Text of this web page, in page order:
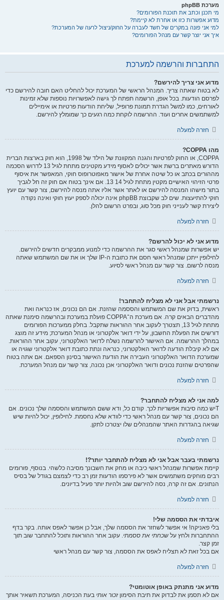
מערכת phpBB
מי תכנן וכתב את תוכנת הפורומים?
מדוע אפשרות כזו או אחרת לא קיימת?
למי אני פונה במקרים של חשד לעברה על החוק/ניצול לרעה של המערכת?
איך אני יוצר קשר עם מנהל הפורומים?
התחברות והרשמה למערכת
מדוע אני צריך להירשם?
לא בטוח שאתה צריך. המנהל הראשי של המערכת יכול להחליט האם חובה להירשם כדי
לפרסם הודעות. בכל אופן, הרשמה תפתח לך גישה לאפשרויות נוספות שלא זמינות
לאורחים, כמו למשל הגדרת תמונת פרופיל, שליחת הודעות פרטיות או אימיילים
למשתמשים אחרים ועוד. ההרשמה לוקחת כמה רגעים כך שמומלץ להירשם.
חזרה למעלה
מהו COPPA?
COPPA, או החוק לפרטיות והגנה המקוונת של הילד של 1998, הוא חוק בארצות הברית
הדורש מאתרים ברשת אשר יכולים לאסוף מידע מקטינים מתחת לגיל 13 לדרוש הסכמה
מההורים בכתב או כל שיטה אחרת של אישור מאפוטרופוס חוקי, המאפשר את איסוף
פרטי הזיהוי האישיים מקטין מתחת לגיל 14 13. אם אינך בטוח אם חוק זה חל לגביך
בתור מישהו המנסה להירשם או לאתר אשר אליו אתה מנסה להירשם, צור קשר עם יועץ
חוקי להתיעצות. שים לב שקבוצת phpBB אינה יכולה לספק יעוץ חוקי ואינה נקודה
ליצירת קשר לענייני חוק מכל סוג, ובפרט הרשום להלן.
חזרה למעלה
מדוע אני לא יכול להרשם?
יש אפשרות שמנהל ראשי סגר את ההרשמה כדי למנוע ממבקרים חדשים להירשם.
לחילופין ייתכן שמנהל ראשי חסם את כתובת ה-IP שלך או את שם המשתמש שאתה
מנסה לרשום. צור קשר עם מנהל ראשי לסיוע.
חזרה למעלה
נרשמתי אבל אני לא מצליח להתחבר!
ראשית, בדוק את שם המשתמש והססמה שהזנת. אם הם נכונים, אז כנראה ואת
מהדברים הבאים קרה. אם מערכת ה־COPPA פועלת במערכת ובהרשמה סימנת שאתה
מתחת לגיל 13, תצטרך לעקוב אחר ההוראות שתקבל. בחלק ממערכות הפורומים
דורשים את הפעלת החשבון, על ידי דואר אלקטרוני או מנהל המערכת; מידע זה מוצג
במהלך ההרשמה. אם האישור להרשמה נשלח לדואר האלקטרוני, עקוב אחר ההוראות.
אם לא קיבלת הודעה לדואר האלקטרוני, כנראה ונתת כתובת דואר אלקטרוני שגויה או
שמערכת הדואר האלקטרוני העבירה את הודעת האישור בסינון הספאם. אם אתה בטוח
שהפרטים שהזנת נכונים ודואר האלקטרוני אכן נכונה, צור קשר עם מנהל המערכת.
חזרה למעלה
למה אני לא מצליח להתחבר?
Tיש כמה סיבות אפשריות לכך. קודם כל, ודא ששם המשתמש והססמה שלך נכונים. אם
הם נכונים, צור קשר עם מנהל ראשי כדי לוודא שלא נחסמת. לחילופין, יכול להיות שיש
שגיאה בהגדרות האתר שהמנהלים שלו יצטרכו לתקן.
חזרה למעלה
נרשמתי בעבר אבל אני לא מצליח להתחבר יותר?!
קיימת אפשרות שמנהל ראשי כיבה או מחק את חשבונך מסיבה כלשהי. בנוסף, פורומים
רבים מוחקים משתמשים אשר לא פירסמו הודעות זמן רב כדי לצמצם בגודל של בסיס
הנתונים. אם זה קרה, נסה להירשם שוב ולהיות יותר פעיל בדיונים.
חזרה למעלה
איבדתי את הססמה שלי!
בלי פאניקה! אי אפשר לשחזר את הססמה שלך, אבל כן אפשר לאפס אותה. בקר בדף
ההתחברות ולחץ על שכחתי את ססמתי. עקוב אחר ההוראות ותוכל להתחבר שוב תוך
זמן קצר.
אם בכל זאת לא תצליח לאפס את הססמה, צור קשר עם מנהל ראשי
חזרה למעלה
מדוע אני מתנתק באופן אוטומטי?
אם לא תסמן את לבדוק את תיבת הסימוןזכור אותי בעת הכניסה, המערכת תשאיר אותך